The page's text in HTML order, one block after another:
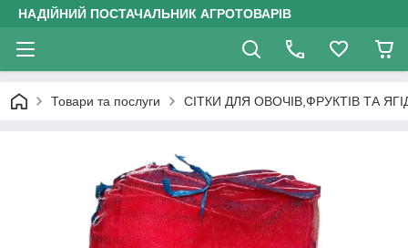
НАДІЙНИЙ ПОСТАЧАЛЬНИК АГРОТОВАРІВ
Товари та послуги СІТКИ ДЛЯ ОВОЧІВ,ФРУКТІВ ТА